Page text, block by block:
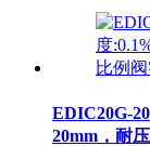
EDIC20G-
20mm，耐